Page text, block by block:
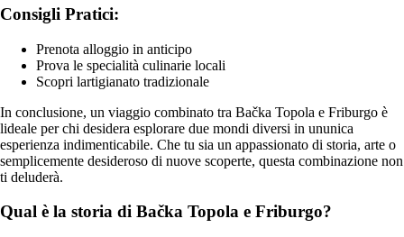
Consigli Pratici:
Prenota alloggio in anticipo
Prova le specialità culinarie locali
Scopri lartigianato tradizionale
In conclusione, un viaggio combinato tra Bačka Topola e Friburgo è
lideale per chi desidera esplorare due mondi diversi in ununica
esperienza indimenticabile. Che tu sia un appassionato di storia, arte o
semplicemente desideroso di nuove scoperte, questa combinazione non
ti deluderà.
Qual è la storia di Bačka Topola e Friburgo?